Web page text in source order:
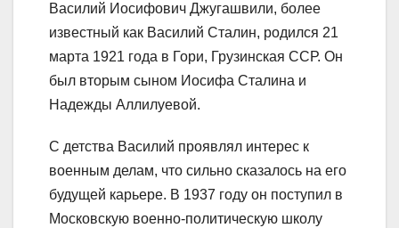
Василий Иосифович Джугашвили, более
известный как Василий Сталин, родился 21
марта 1921 года в Гори, Грузинская ССР. Он
был вторым сыном Иосифа Сталина и
Надежды Аллилуевой.
С детства Василий проявлял интерес к
военным делам, что сильно сказалось на его
будущей карьере. В 1937 году он поступил в
Московскую военно-политическую школу